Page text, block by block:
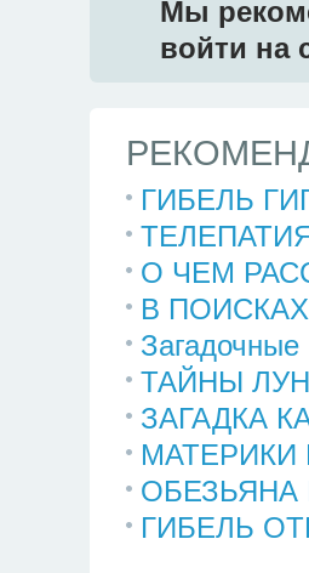
Мы
войти на
ГИБЕЛЬ
О ЧЕМ
В
Загадочные
ТАЙНЫ
ЗАГАДКА
ОБЕЗЬЯНА
ГИБЕЛЬ